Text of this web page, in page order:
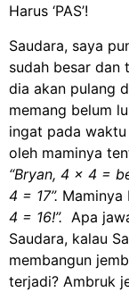
Harus ‘PAS’!
Saudara, saya
sudah besar dan
dia akan pulang
memang belum
ingat pada
oleh maminya
“Bryan, 4 x 4 =
4 = 17”. Maminya
4 = 16!”. Apa
Saudara, kalau
membangun
terjadi? Ambruk